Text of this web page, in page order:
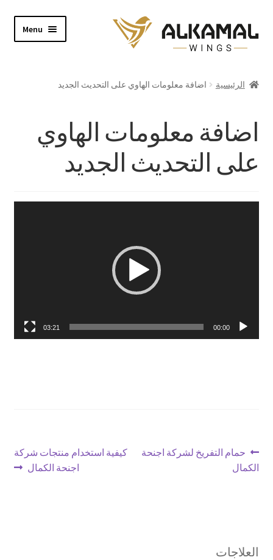
Skip
to
navigation
Skip
to
content
Menu
About
Video
الرئيسية اضافة معلومات الهاوي على التحديث الجديد
اضافة معلومات الهاوي
على التحديث الجديد
00:00
03:21
تصفّح
المقالات
Previous
post:
حمام التفريخ لشركة اجنحة
الكمال
Next
كيفية استخدام منتجات شركة
اجنحة الكمال
العلاجات